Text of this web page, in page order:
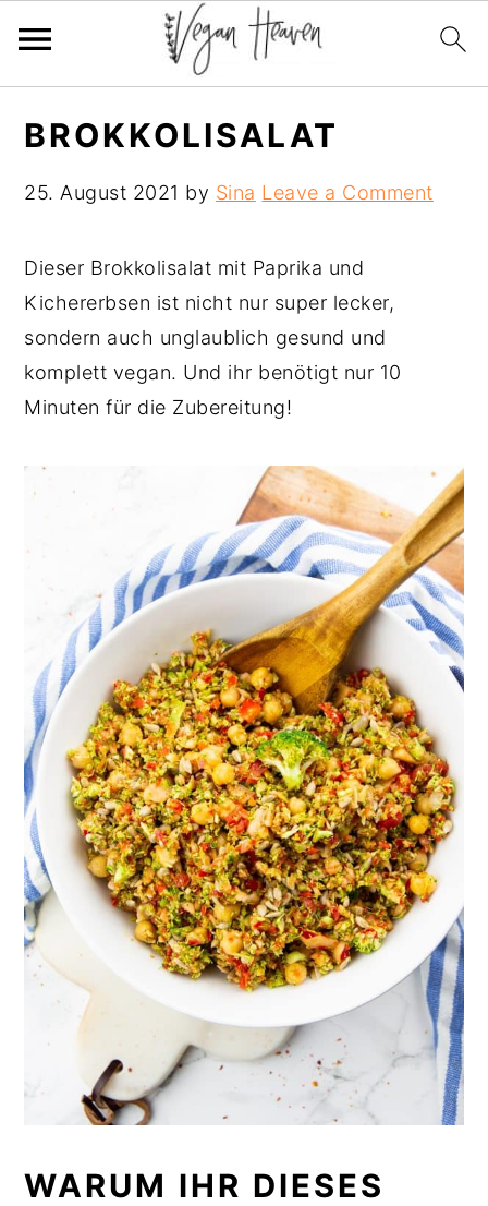
navigation
BROKKOLISALAT
25. August 2021 by Sina Leave a Comment
Dieser Brokkolisalat mit Paprika und
Kichererbsen ist nicht nur super lecker,
sondern auch unglaublich gesund und
komplett vegan. Und ihr benötigt nur 10
Minuten für die Zubereitung!
WARUM IHR DIESES